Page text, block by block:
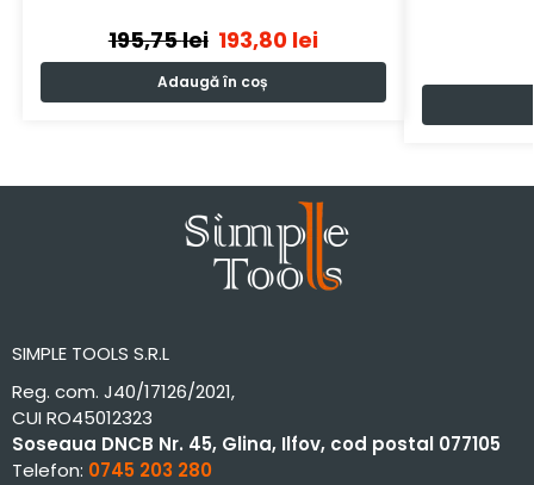
195,75lei 193,80 lei
Adaugă în coș
SIMPLE TOOLS S.R.L
Reg. com. J40/17126/2021,
CUI RO45012323
Soseaua DNCB Nr. 45, Glina, Ilfov, cod postal 077105
Telefon: 0745 203 280